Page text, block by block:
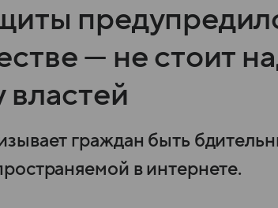
— не стоит
граждан быть
в интернете.